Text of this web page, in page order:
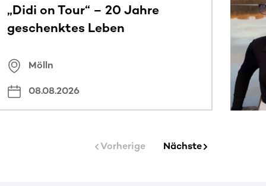
„Didi on Tour“ – 20 Jahre
geschenktes Leben
Mölln
08.08.2026
Vorherige Nächste